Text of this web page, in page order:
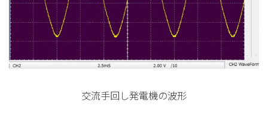
交流手回し発電機の波形